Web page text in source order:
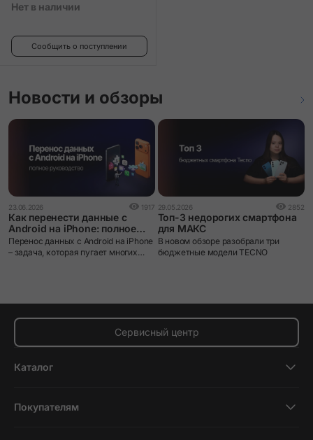
Нет в наличии
Сообщить о поступлении
Новости и обзоры
23.06.2026 1917
Как перенести данные с
Android на iPhone: полное
руководство
Перенос данных с Android на iPhone
– задача, которая пугает многих
магазины приложений. Без
правильного инструмента данные
действительно можно потерять.
29.05.2026 2852
Топ-3 недорогих смартфона
для МАКС
В новом обзоре разобрали три
бюджетные модели TECNO
Сервисный центр
Каталог
Планшеты
Покупателям